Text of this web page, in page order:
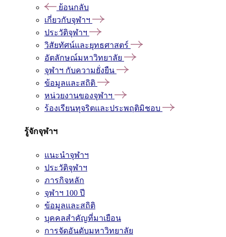
ย้อนกลับ
เกี่ยวกับจุฬาฯ
ประวัติจุฬาฯ
วิสัยทัศน์และยุทธศาสตร์
อัตลักษณ์มหาวิทยาลัย
จุฬาฯ กับความยั่งยืน
ข้อมูลและสถิติ
หน่วยงานของจุฬาฯ
ร้องเรียนทุจริตและประพฤติมิชอบ
รู้จักจุฬาฯ
แนะนำจุฬาฯ
ประวัติจุฬาฯ
ภารกิจหลัก
จุฬาฯ 100 ปี
ข้อมูลและสถิติ
บุคคลสำคัญที่มาเยือน
การจัดอันดับมหาวิทยาลัย